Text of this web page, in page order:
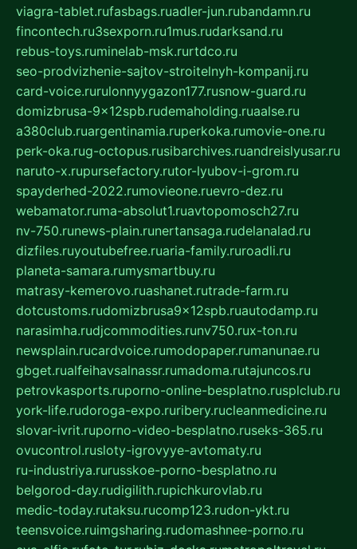
viagra-tablet.rufasbags.ruadler-jun.rubandamn.ru
fincontech.ru3sexporn.ru1mus.rudarksand.ru
rebus-toys.ruminelab-msk.rurtdco.ru
seo-prodvizhenie-sajtov-stroitelnyh-kompanij.ru
card-voice.rurulonnyygazon177.rusnow-guard.ru
domizbrusa-9x12spb.rudemaholding.ruaalse.ru
a380club.ruargentinamia.ruperkoka.rumovie-one.ru
perk-oka.rug-octopus.rusibarchives.ruandreislyusar.ru
naruto-x.rupursefactory.rutor-lyubov-i-grom.ru
spayderhed-2022.rumovieone.ruevro-dez.ru
webamator.ruma-absolut1.ruavtopomosch27.ru
nv-750.runews-plain.runertansaga.rudelanalad.ru
dizfiles.ruyoutubefree.ruaria-family.ruroadli.ru
planeta-samara.rumysmartbuy.ru
matrasy-kemerovo.ruashanet.rutrade-farm.ru
dotcustoms.rudomizbrusa9x12spb.ruautodamp.ru
narasimha.rudjcommodities.runv750.rux-ton.ru
newsplain.rucardvoice.rumodopaper.rumanunae.ru
gbget.rualfeihavsalnassr.rumadoma.rutajuncos.ru
petrovkasports.ruporno-online-besplatno.rusplclub.ru
york-life.rudoroga-expo.ruribery.rucleanmedicine.ru
slovar-ivrit.ruporno-video-besplatno.ruseks-365.ru
ovucontrol.rusloty-igrovyye-avtomaty.ru
ru-industriya.rurusskoe-porno-besplatno.ru
belgorod-day.rudigilith.rupichkurovlab.ru
medic-today.rutaksu.rucomp123.rudon-ykt.ru
teensvoice.ruimgsharing.rudomashnee-porno.ru